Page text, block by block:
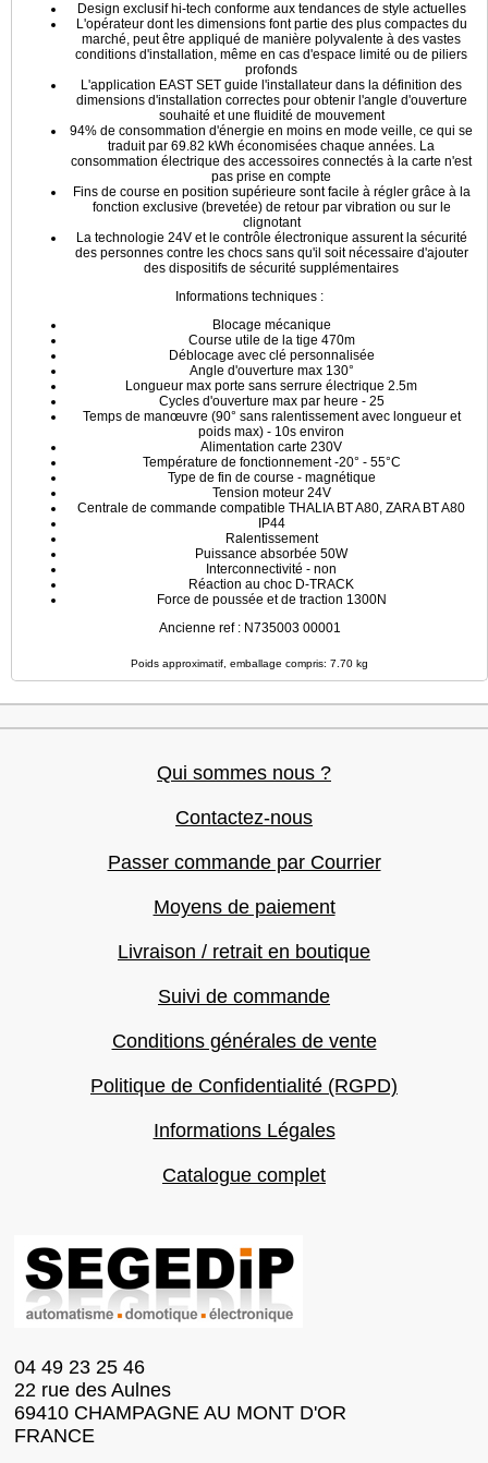
Design exclusif hi-tech conforme aux tendances de style actuelles
L'opérateur dont les dimensions font partie des plus compactes du
marché, peut être appliqué de manière polyvalente à des vastes
conditions d'installation, même en cas d'espace limité ou de piliers
profonds
L'application EAST SET guide l'installateur dans la définition des
dimensions d'installation correctes pour obtenir l'angle d'ouverture
souhaité et une fluidité de mouvement
94% de consommation d'énergie en moins en mode veille, ce qui se
traduit par 69.82 kWh économisées chaque années. La
consommation électrique des accessoires connectés à la carte n'est
pas prise en compte
Fins de course en position supérieure sont facile à régler grâce à la
fonction exclusive (brevetée) de retour par vibration ou sur le
clignotant
La technologie 24V et le contrôle électronique assurent la sécurité
des personnes contre les chocs sans qu'il soit nécessaire d'ajouter
des dispositifs de sécurité supplémentaires
Informations techniques :
Blocage mécanique
Course utile de la tige 470m
Déblocage avec clé personnalisée
Angle d'ouverture max 130°
Longueur max porte sans serrure électrique 2.5m
Cycles d'ouverture max par heure - 25
Temps de manœuvre (90° sans ralentissement avec longueur et
poids max) - 10s environ
Alimentation carte 230V
Température de fonctionnement -20° - 55°C
Type de fin de course - magnétique
Tension moteur 24V
Centrale de commande compatible THALIA BT A80, ZARA BT A80
IP44
Ralentissement
Puissance absorbée 50W
Interconnectivité - non
Réaction au choc D-TRACK
Force de poussée et de traction 1300N
Ancienne ref : N735003 00001
Poids approximatif, emballage compris: 7.70 kg
Qui sommes nous ?
Contactez-nous
Passer commande par Courrier
Moyens de paiement
Livraison / retrait en boutique
Suivi de commande
Conditions générales de vente
Politique de Confidentialité (RGPD)
Informations Légales
Catalogue complet
04 49 23 25 46
22 rue des Aulnes
69410 CHAMPAGNE AU MONT D'OR
FRANCE